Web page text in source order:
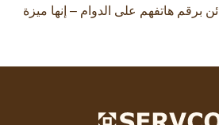
برقم هاتفهم على الدوام – إنها ميزة